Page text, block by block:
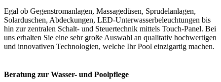
Egal ob Gegenstromanlagen, Massagedüsen, Sprudelanlagen,
Solarduschen, Abdeckungen, LED-Unterwasserbeleuchtungen bis
hin zur zentralen Schalt- und Steuertechnik mittels Touch-Panel. Bei
uns erhalten Sie eine sehr große Auswahl an qualitativ hochwertigen
und innovativen Technologien, welche Ihr Pool einzigartig machen.
Beratung zur Wasser- und Poolpflege